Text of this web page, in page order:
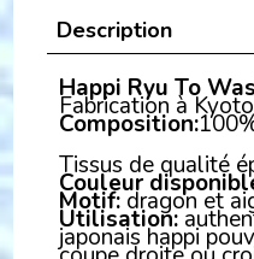
Description
Happi Ryu To
Fabrication à
Composition:
Tissus de qualité
Couleur
Motif: dragon et
Utilisation:
japonais happi